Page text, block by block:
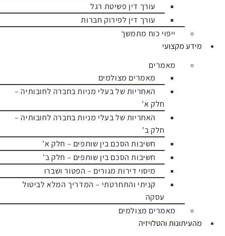
עורך דין פשיטת רגל
עורך דין לפירוק חברות
ייפוי כוח מתמשך
מידע מקצועי
מאמרים
מאמרים מצולמים
האחריות של בעלי מניות בחברה לחובותיה –
חלק א’
האחריות של בעלי מניות בחברה לחובותיה –
חלק ב’
חשיבות הסכם בין שותפים – חלק א’
חשיבות הסכם בין שותפים – חלק ב’
מיסוי דירות מגורים – הפטור ושברו
קניתי והתחרטתי – המדריך המלא לביטול
עסקה
מאמרים מצולמים
מהעיתונות והטלויזיה